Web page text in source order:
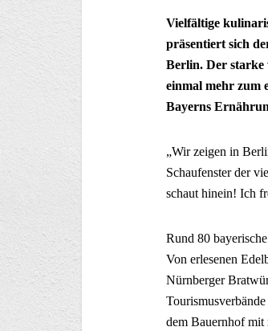
Vielfältige
präsentiert sich
Berlin. Der starke
einmal mehr zum
Bayerns
„Wir zeigen in
Schaufenster der
schaut hinein! Ich
Rund 80
Von erlesenen
Nürnberger
dem Bauernhof mit